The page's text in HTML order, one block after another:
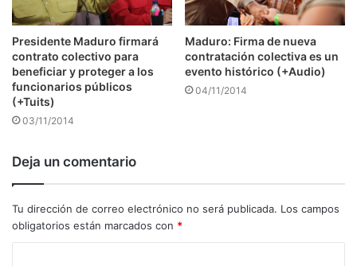
Presidente Maduro firmará
contrato colectivo para
beneficiar y proteger a los
funcionarios públicos
(+Tuits)
03/11/2014
Maduro: Firma de nueva
contratación colectiva es un
evento histórico (+Audio)
04/11/2014
Deja un comentario
Tu dirección de correo electrónico no será publicada. Los campos
obligatorios están marcados con *